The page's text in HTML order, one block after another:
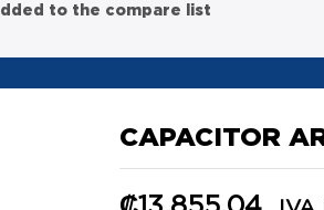
to the compare list
CAPACITOR